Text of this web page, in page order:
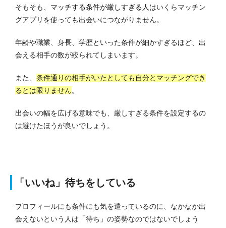
そもそも、 マッチする条件が厳しすぎる人 はいくらマッチン
グアプリを使っても出会いにつながりません。
年齢や職業、身長、学歴といった条件が細かすぎるほど、出
会える相手の数が絞られてしまいます。
また、 条件通りの相手がいたとしても自分とマッチングでき
るとは限りません。
出会いの幅を広げる意味でも、厳しすぎる条件を設定するの
は避けたほうが良いでしょう。
「いいね」待ちをしている
プロフィールにも条件にも気を遣っているのに、なかなか出
会えないという人は「待ち」の姿勢なのではないでしょう